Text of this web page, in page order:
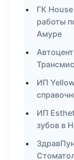
ГК
работы
Амуре
ИП
ИП
зубов в